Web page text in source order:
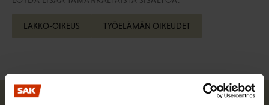
LAKKO-OIKEUS TYÖELÄMÄN OIKEUDET